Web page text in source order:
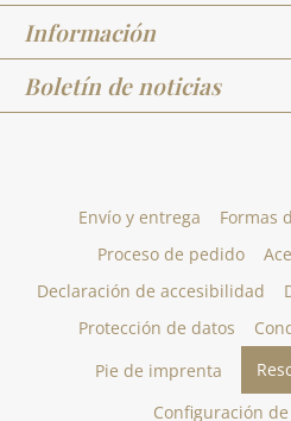
Información
Boletín de noticias
Envío y entrega Formas
Proceso de pedido
Declaración de accesibilidad
Protección de datos
Pie de imprenta
Configuración